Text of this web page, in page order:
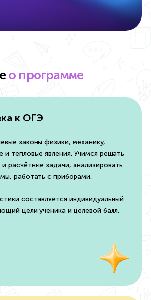
о программе
к ОГЭ
законы физики, механику,
и тепловые явления. Учимся решать
и расчётные задачи, анализировать
работать с приборами.
составляется индивидуальный
цели ученика и целевой балл.